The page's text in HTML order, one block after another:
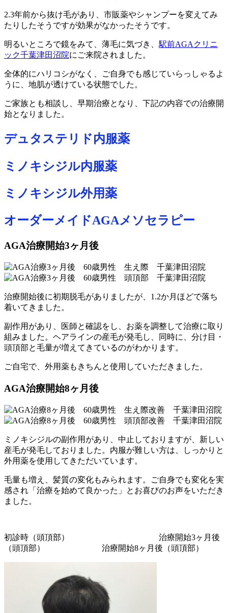
2.3年前から抜け毛があり、市販薬やシャンプーを変えてみ
たりしたそうですが効果がなかったそうです。
明るいところで鏡をみて、薄毛に気づき、 駅前AGAクリニ
ック千葉津田沼院にご来院されました。
全体的にハリコシがなく、ご自身でも感じていらっしゃるよ
うに、地肌が透けている状態でした。
ご家族とも相談し、早期治療となり、下記の内容での治療開
始となりました。
デュタステリド内服薬
ミノキシジル内服薬
ミノキシジル外用薬
オーダーメイドAGAメソセラピー
AGA治療開始3ヶ月後
治療開始後に初期脱毛がありましたが、1.2か月ほどで落ち
着いてきました。
副作用があり、医師と確認をし、お薬を調整して治療に取り
組みました。ヘアラインの産毛が発毛し、同時に、分け目・
頭頂部と毛量が増えてきているのがわかります。
ご自宅で、外用薬もきちんと使用していただきました。
AGA治療開始8ヶ月後
ミノキシジルの副作用があり、中止しておりますが、新しい
産毛が発毛しておりました。内服が難しい方は、しっかりと
外用薬を使用してきただいています。
毛量も増え、髪質の変化もみられます。ご自身でも変化を実
感され「治療を始めて良かった」とお喜びのお声をいただき
ました。
初診時（頭頂部） 治療開始3ヶ月後
（頭頂部） 治療開始8ヶ月後（頭頂部）